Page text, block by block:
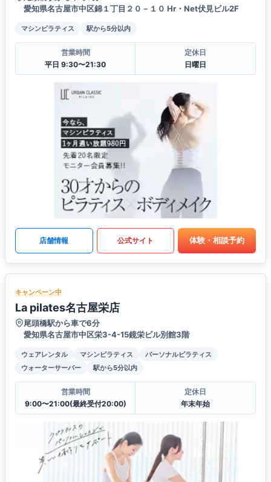
愛知県名古屋市中区錦１丁目２０－１０ Hr・Net伏見ビル2F
マシンピラティス 駅から5分以内
営業時間
平日 9:30〜21:30
定休日
日曜日
店舗情報 公式サイト 体験・相談予約
キャンペーン中
La pilates名古屋栄店
尾頭橋駅から車で6分
愛知県名古屋市中区栄3-4-15鏡栄ビル別館3階
ウェアレンタル マシンピラティス
パーソナルピラティス
ウォーターサーバー
駅から5分以内
営業時間
9:00〜21:00(最終受付20:00)
定休日
年末年始